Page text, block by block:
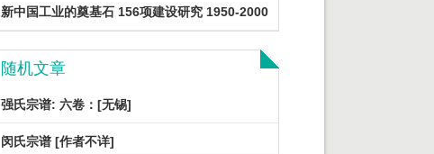
新中国工业的奠基石 156项建设研究 1950-2000
随机文章
强氏宗谱: 六卷：[无锡]
闵氏宗谱 [作者不详]